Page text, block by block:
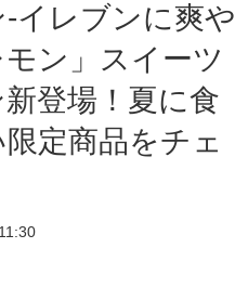
イレブンに爽や
ン」スイーツ
新登場！夏に食
定商品をチェ